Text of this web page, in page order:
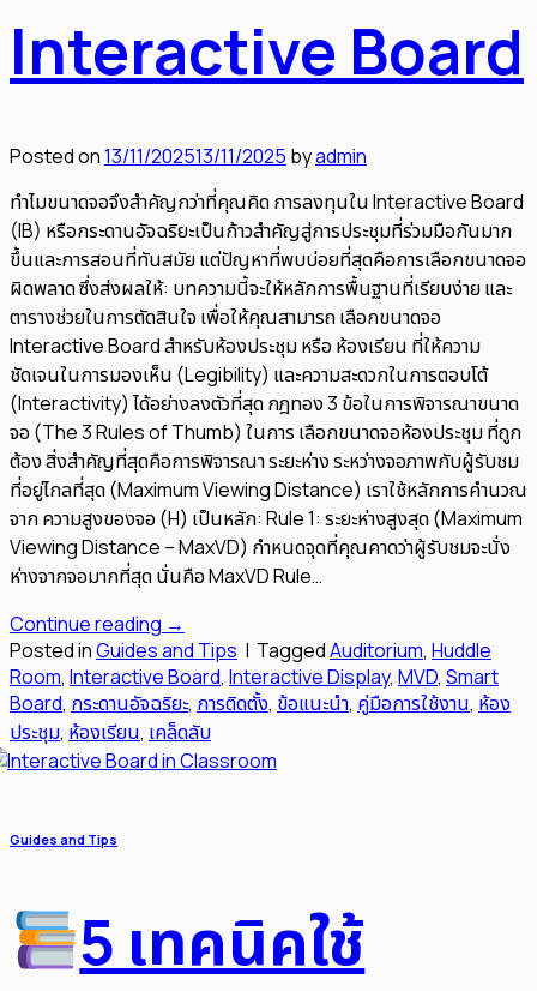
Interactive Board
Posted on13/11/202513/11/2025 byadmin
ทำไมขนาดจอจึงสำคัญกว่าที่คุณคิด การลงทุนใน Interactive Board
(IB) หรือกระดานอัจฉริยะเป็นก้าวสำคัญสู่การประชุมที่ร่วมมือกันมาก
ขึ้นและการสอนที่ทันสมัย แต่ปัญหาที่พบบ่อยที่สุดคือการเลือกขนาดจอ
ผิดพลาด ซึ่งส่งผลให้: บทความนี้จะให้หลักการพื้นฐานที่เรียบง่าย และ
ตารางช่วยในการตัดสินใจ เพื่อให้คุณสามารถ เลือกขนาดจอ
Interactive Board สำหรับห้องประชุม หรือ ห้องเรียน ที่ให้ความ
ชัดเจนในการมองเห็น (Legibility) และความสะดวกในการตอบโต้
(Interactivity) ได้อย่างลงตัวที่สุด กฎทอง 3 ข้อในการพิจารณาขนาด
จอ (The 3 Rules of Thumb) ในการ เลือกขนาดจอห้องประชุม ที่ถูก
ต้อง สิ่งสำคัญที่สุดคือการพิจารณา ระยะห่าง ระหว่างจอภาพกับผู้รับชม
ที่อยู่ไกลที่สุด (Maximum Viewing Distance) เราใช้หลักการคำนวณ
จาก ความสูงของจอ (H) เป็นหลัก: Rule 1: ระยะห่างสูงสุด (Maximum
Viewing Distance – MaxVD) กำหนดจุดที่คุณคาดว่าผู้รับชมจะนั่ง
ห่างจากจอมากที่สุด นั่นคือ MaxVD Rule…
Continue reading →
Posted inGuides and Tips | TaggedAuditorium, Huddle
Room, Interactive Board, Interactive Display, MVD, Smart
Board, กระดานอัจฉริยะ, การติดตั้ง, ข้อแนะนำ, คู่มือการใช้งาน, ห้อง
ประชุม, ห้องเรียน, เคล็ดลับ
Guides and Tips
5 เทคนิคใช้